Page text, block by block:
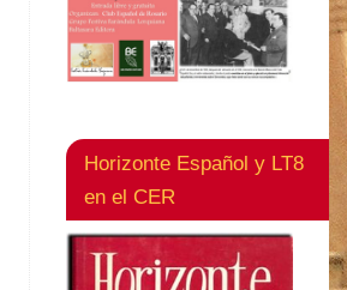
Horizonte Español y LT8
en el CER